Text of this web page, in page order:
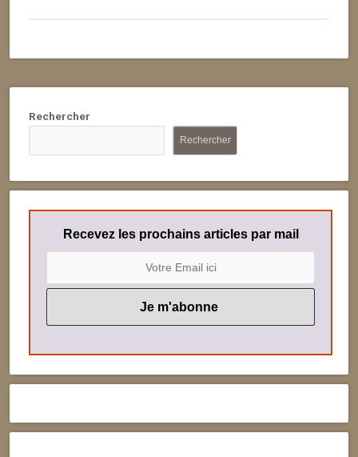
Rechercher
Rechercher
Recevez les prochains articles par mail